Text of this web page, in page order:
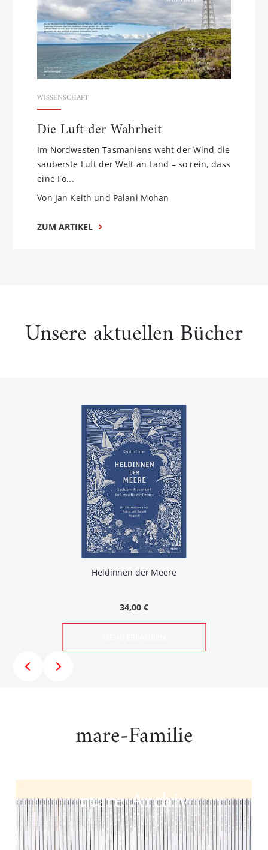
WISSENSCHAFT
Die Luft der Wahrheit
Im Nordwesten Tasmaniens weht der Wind die
sauberste Luft der Welt an Land – so rein, dass
eine Fo...
Von Jan Keith und Palani Mohan
ZUM ARTIKEL
Unsere aktuellen Bücher
Heldinnen der Meere
34,00 €
mare-Familie
mare Archiv